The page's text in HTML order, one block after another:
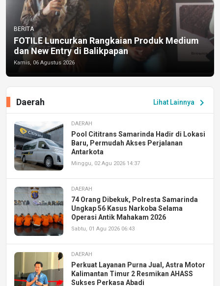
BERITA
FOTILE Luncurkan Rangkaian Produk Medium
dan New Entry di Balikpapan
Kamis, 06 Agustus 2026
Lihat Lainnya chevron_right
Daerah
DAERAH
Pool Cititrans Samarinda Hadir di Lokasi
Baru, Permudah Akses Perjalanan
Antarkota
Minggu, 02 Agu 2026 14:37
DAERAH
74 Orang Dibekuk, Polresta Samarinda
Ungkap 56 Kasus Narkoba Selama
Operasi Antik Mahakam 2026
Sabtu, 01 Agu 2026 06:43
DAERAH
Perkuat Layanan Purna Jual, Astra Motor
Kalimantan Timur 2 Resmikan AHASS
Sukses Perkasa Abadi